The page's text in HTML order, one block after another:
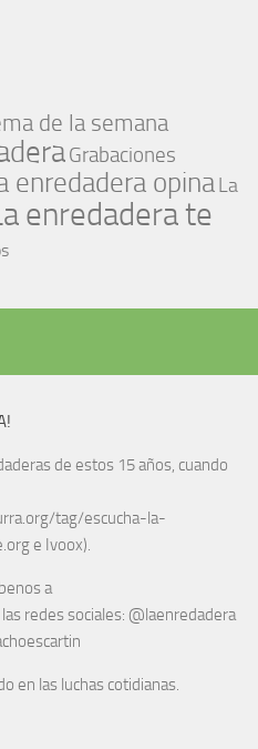
de la semana
Grabaciones
enredadera opinaLa
enredadera te
de estos 15 años, cuando
tag/escucha-la-
e Ivoox).
a
redes sociales: @laenredadera
en las luchas cotidianas.